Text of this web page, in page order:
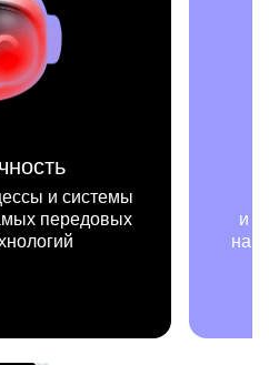
и примерах видим,
нашей работы